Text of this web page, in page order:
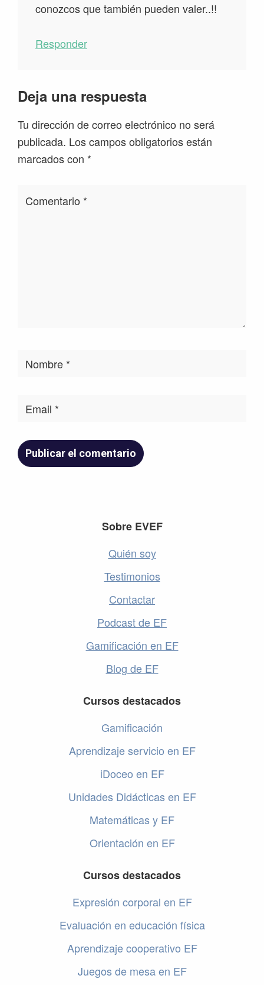
conozcos que también pueden valer..!!
Responder
Deja una respuesta
Tu dirección de correo electrónico no será
publicada. Los campos obligatorios están
marcados con *
Sobre EVEF
Quién soy
Testimonios
Contactar
Podcast de EF
Gamificación en EF
Blog de EF
Cursos destacados
Gamificación
Aprendizaje servicio en EF
iDoceo en EF
Unidades Didácticas en EF
Matemáticas y EF
Orientación en EF
Cursos destacados
Expresión corporal en EF
Evaluación en educación física
Aprendizaje cooperativo EF
Juegos de mesa en EF